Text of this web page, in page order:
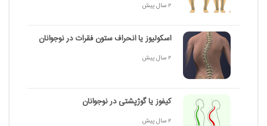
2 سال پیش
اسکولیوز یا انحراف ستون فقرات در نوجوانان
2 سال پیش
کیفوز یا گوژپشتی در نوجوانان
2 سال پیش